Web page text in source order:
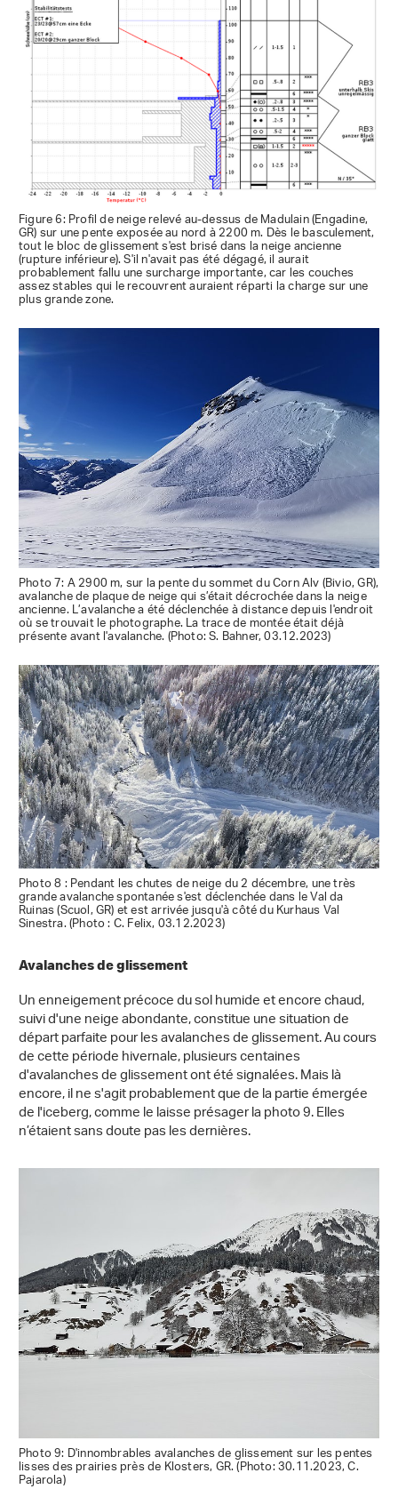
Figure 6: Profil de neige relevé au-dessus de Madulain (Engadine,
GR) sur une pente exposée au nord à 2200 m. Dès le basculement,
tout le bloc de glissement s'est brisé dans la neige ancienne
(rupture inférieure). S'il n'avait pas été dégagé, il aurait
probablement fallu une surcharge importante, car les couches
assez stables qui le recouvrent auraient réparti la charge sur une
plus grande zone.
Photo 7: A 2900 m, sur la pente du sommet du Corn Alv (Bivio, GR),
avalanche de plaque de neige qui s’était décrochée dans la neige
ancienne. L’avalanche a été déclenchée à distance depuis l'endroit
où se trouvait le photographe. La trace de montée était déjà
présente avant l'avalanche. (Photo: S. Bahner, 03.12.2023)
Photo 8 : Pendant les chutes de neige du 2 décembre, une très
grande avalanche spontanée s'est déclenchée dans le Val da
Ruinas (Scuol, GR) et est arrivée jusqu'à côté du Kurhaus Val
Sinestra. (Photo : C. Felix, 03.12.2023)
Avalanches de glissement
Un enneigement précoce du sol humide et encore chaud,
suivi d'une neige abondante, constitue une situation de
départ parfaite pour les avalanches de glissement. Au cours
de cette période hivernale, plusieurs centaines
d'avalanches de glissement ont été signalées. Mais là
encore, il ne s'agit probablement que de la partie émergée
de l'iceberg, comme le laisse présager la photo 9. Elles
n’étaient sans doute pas les dernières.
Photo 9: D'innombrables avalanches de glissement sur les pentes
lisses des prairies près de Klosters, GR. (Photo: 30.11.2023, C.
Pajarola)